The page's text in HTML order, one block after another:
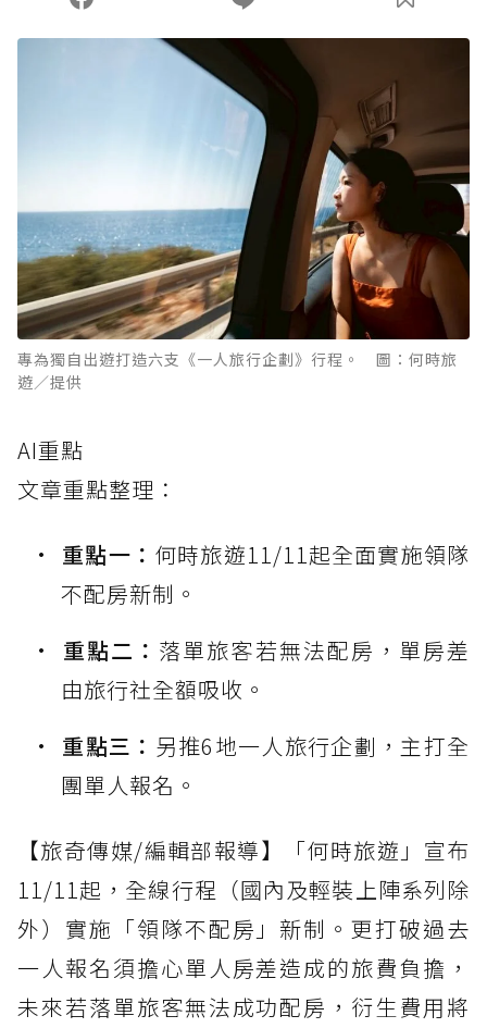
專為獨自出遊打造六支《一人旅行企劃》行程。 圖：何時旅
遊／提供
AI重點
文章重點整理：
重點一： 何時旅遊11/11起全面實施領隊
不配房新制。
重點二： 落單旅客若無法配房，單房差
由旅行社全額吸收。
重點三： 另推6地一人旅行企劃，主打全
團單人報名。
【旅奇傳媒/編輯部報導】「何時旅遊」宣布
11/11起，全線行程（國內及輕裝上陣系列除
外）實施「領隊不配房」新制。更打破過去
一人報名須擔心單人房差造成的旅費負擔，
未來若落單旅客無法成功配房，衍生費用將